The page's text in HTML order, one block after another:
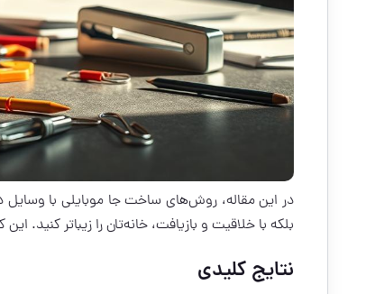
در این مقاله، روش‌های ساخت جا موبایلی با وسایل
بلکه با خلاقیت و بازیافت، خانه‌تان را زیباتر کنید.
نتایج کلیدی